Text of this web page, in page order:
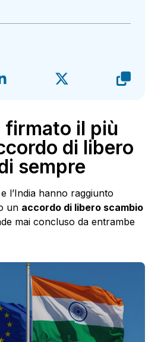
firmato il più
di libero
sempre
l’India hanno raggiunto
un accordo di libero scambio
mai concluso da entrambe